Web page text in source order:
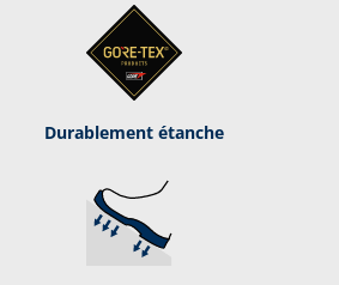
Durablement étanche